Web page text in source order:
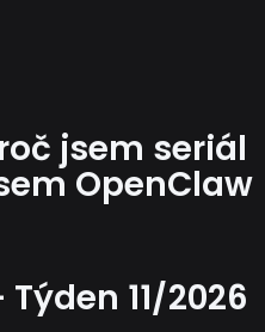
jsem seriál
OpenClaw
11/2026